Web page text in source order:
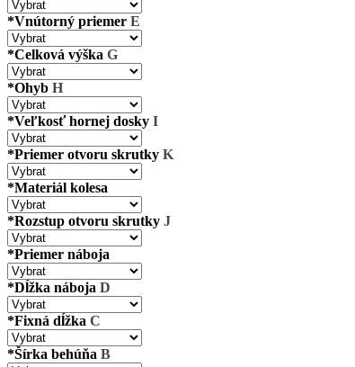
*Vnútorný priemer E
*Celková výška G
*Ohyb H
*Veľkosť hornej dosky I
*Priemer otvoru skrutky K
*Materiál kolesa
*Rozstup otvoru skrutky J
*Priemer náboja
*Dĺžka náboja D
*Fixná dĺžka C
*Šírka behúňa B